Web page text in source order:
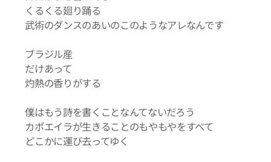
くるくる廻り踊る
武術のダンスのあいのこのようなアレなんです
ブラジル産
だけあって
灼熱の香りがする
僕はもう詩を書くことなんてないだろう
カポエイラが生きることのもやもやをすべて
どこかに運び去ってゆく